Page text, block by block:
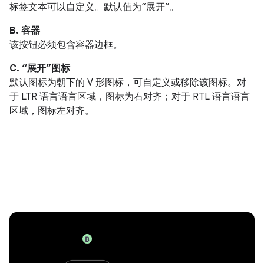
标签文本可以自定义。默认值为“展开”。
B. 容器
该按钮必须包含容器边框。
C. “展开”图标
默认图标为朝下的 V 形图标，可自定义或移除该图标。对
于 LTR 语言语言区域，图标为右对齐；对于 RTL 语言语言
区域，图标左对齐。